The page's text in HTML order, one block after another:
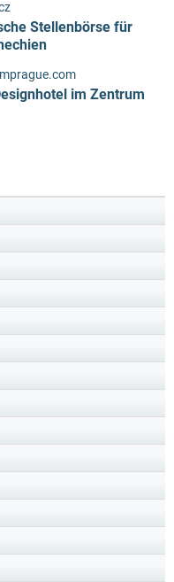
Stellenbörse für
im Zentrum